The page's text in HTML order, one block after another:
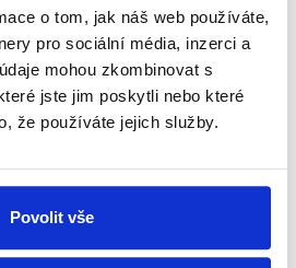
o tom, jak náš web používáte,
pro sociální média, inzerci a
mohou zkombinovat s
jste jim poskytli nebo které
že používáte jejich služby.
Povolit vše
OVĚŘENO
Otázkách bilancoval
Premiér se často srovnával